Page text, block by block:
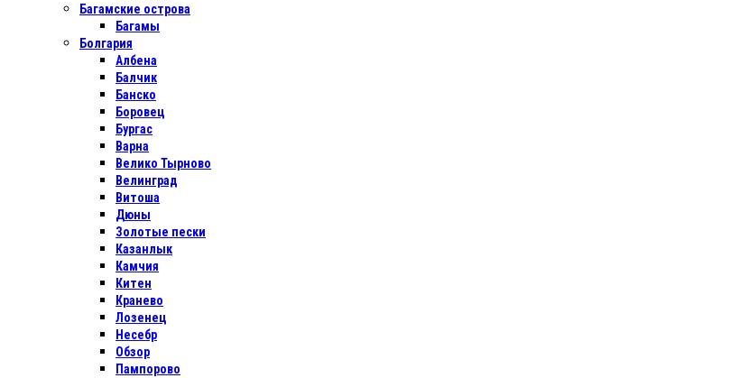
Багамские острова
Багамы
Болгария
Албена
Балчик
Банско
Боровец
Бургас
Варна
Велико Тырново
Велинград
Витоша
Дюны
Золотые пески
Казанлык
Камчия
Китен
Кранево
Лозенец
Несебр
Обзор
Пампорово